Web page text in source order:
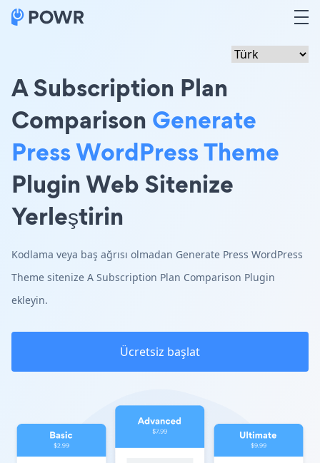
A Subscription Plan
Comparison Generate
Press WordPress Theme
Plugin Web Sitenize
Yerleştirin
Kodlama veya baş ağrısı olmadan Generate Press WordPress
Theme sitenize A Subscription Plan Comparison Plugin
ekleyin.
Ücretsiz başlat